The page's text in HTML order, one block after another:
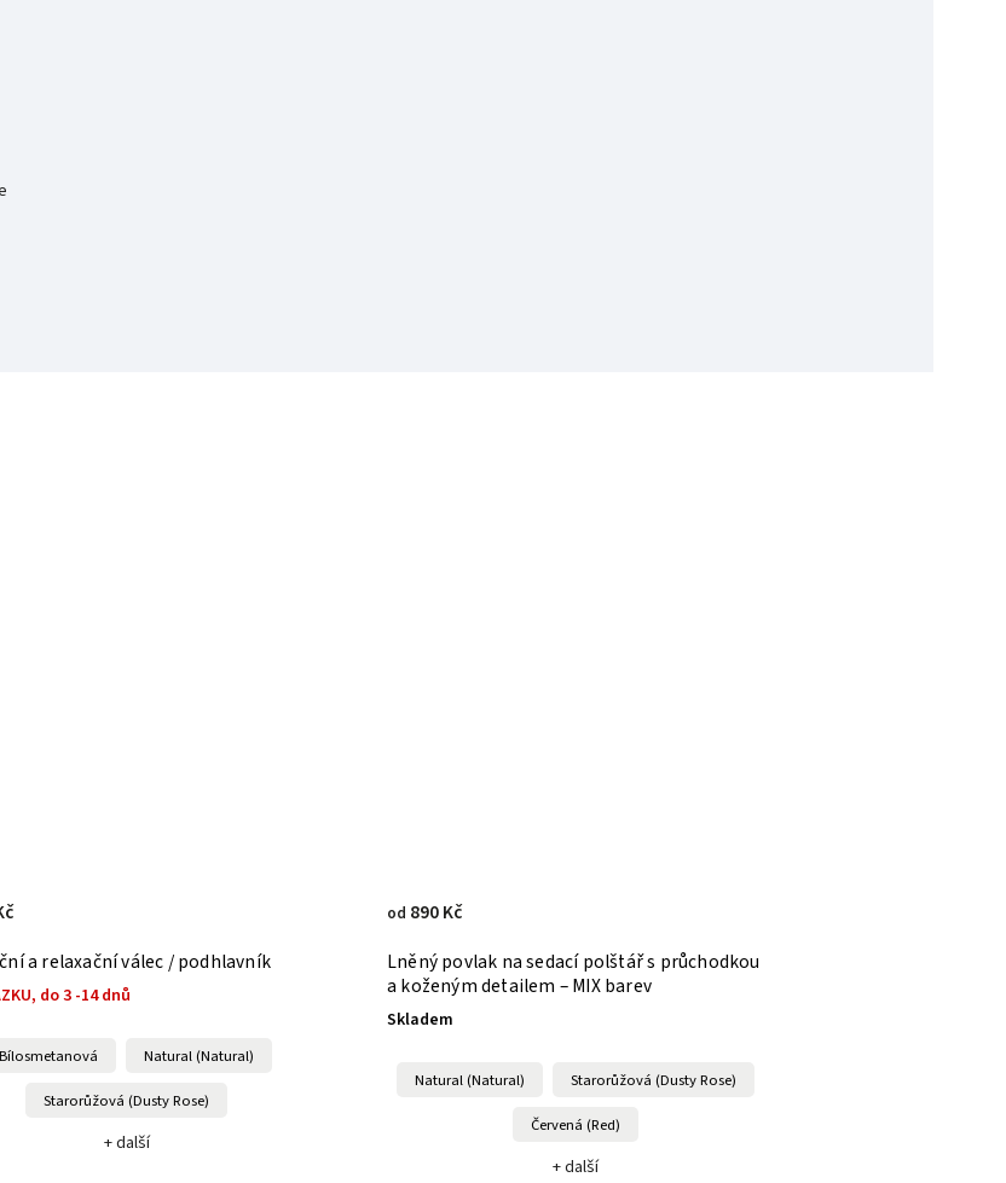
a relaxační válec / podhlavník
do 3 -14 dnů
Bílosmetanová Natural (Natural)
Starorůžová (Dusty Rose)
+ další
Lněný povlak na sedací polštář s průchodkou
a koženým detailem – MIX barev
Skladem
od 890 Kč
Natural (Natural) Starorůžová (Dusty Rose)
Červená (Red)
+ další